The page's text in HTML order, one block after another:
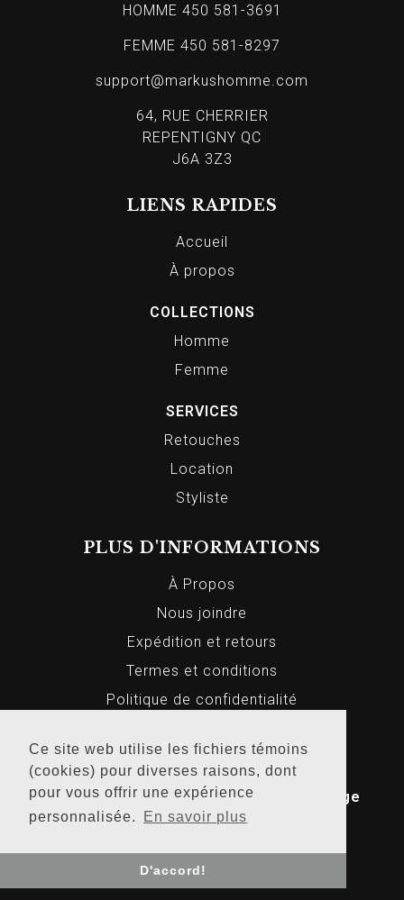
Ce site web utilise les fichiers témoins
(cookies) pour diverses raisons, dont
pour vous offrir une expérience
personnalisée.
En savoir plus
D'accord!
HOMME 450 581-3691
FEMME 450 581-8297
support@markushomme.com
64, RUE CHERRIER
REPENTIGNY QC
J6A 3Z3
LIENS RAPIDES
Accueil
À propos
COLLECTIONS
Homme
Femme
SERVICES
Retouches
Location
Styliste
PLUS D'INFORMATIONS
À Propos
Nous joindre
Expédition et retours
Termes et conditions
Politique de confidentialité
© 2026 Markus Homme et Femme, Tous
droits réservés. Conception Web par
Bridge
Media.